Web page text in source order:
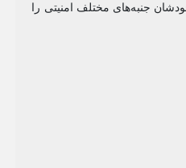
جنبه‌های مختلف امنیتی را